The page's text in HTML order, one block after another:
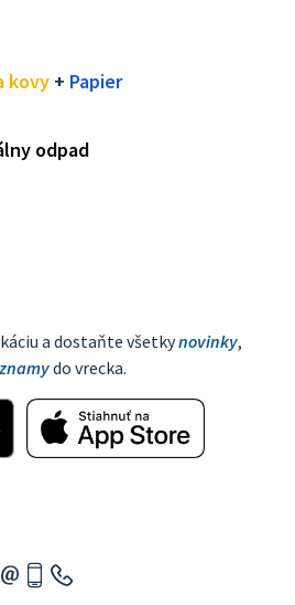
kovy + Papier
odpad
a dostaňte všetkynovinky,
do vrecka.